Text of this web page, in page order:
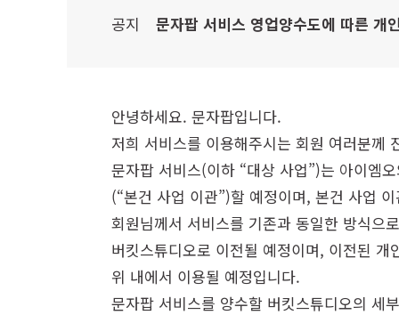
공지 문자팝 서비스 영업양수도에 따른 개
안녕하세요. 문자팝입니다.
저희 서비스를 이용해주시는 회원 여러분께
문자팝 서비스(이하 “대상 사업”)는 아이엠
(“본건 사업 이관”)할 예정이며, 본건 사업
회원님께서 서비스를 기존과 동일한 방식으
버킷스튜디오로 이전될 예정이며, 이전된
위 내에서 이용될 예정입니다.
문자팝 서비스를 양수할 버킷스튜디오의 세